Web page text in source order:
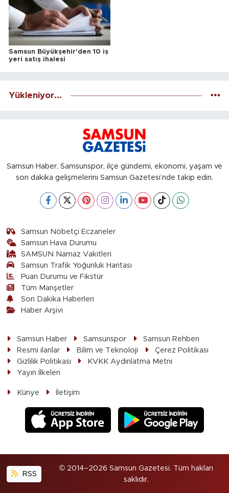
Samsun Büyükşehir'den 10 iş
yeri satış ihalesi
Yükleniyor...
Samsun Haber, Samsunspor, ilçe gündemi, ekonomi, yaşam ve
son dakika gelişmelerini Samsun Gazetesi’nde takip edin.
Samsun Nöbetçi Eczaneler
Samsun Hava Durumu
SAMSUN Namaz Vakitleri
Samsun Trafik Yoğunluk Haritası
Puan Durumu ve Fikstür
Tüm Manşetler
Son Dakika Haberleri
Haber Arşivi
Samsun Haber Samsunspor
Samsun Rehberi
Resmi ilanlar
Bilim ve Teknoloji
Çerez Politikası
Gizlilik Politikası
KVKK Aydınlatma Metni
Yayın İlkeleri
Künye İletişim
RSS
© 2014–2026 Samsun Gazetesi. Tüm hakları
saklıdır.